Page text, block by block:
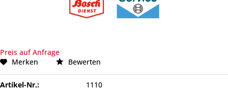
Preis auf Anfrage
Merken
Bewerten
Artikel-Nr.:
1110